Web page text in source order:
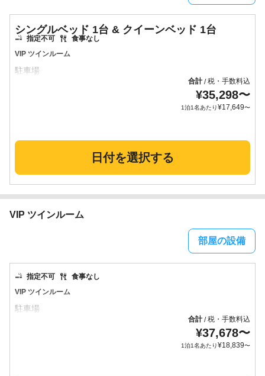
VIP ツインルーム
指定不可 食事なし
シングルベッド 1台 & クイーンベッド 1台
合計/税・手数料込
¥35,298〜
1泊1名あたり¥17,649〜
日付を選択する
VIP ツインルーム
部屋の設備
VIP ツインルーム
指定不可 食事なし
合計/税・手数料込
¥37,678〜
1泊1名あたり¥18,839〜